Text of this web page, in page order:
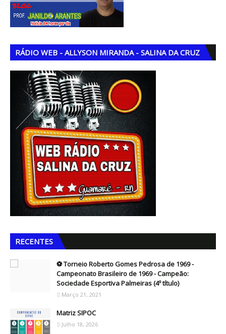
RÁDIO WEB - ALLYSON MIRANDA - SALINA DA CRUZ
RECENTES
⚽ Torneio Roberto Gomes Pedrosa de 1969 -
Campeonato Brasileiro de 1969 - Campeão:
Sociedade Esportiva Palmeiras (4º título)
Março 21, 2021
Matriz SIPOC
Julho 18, 2026